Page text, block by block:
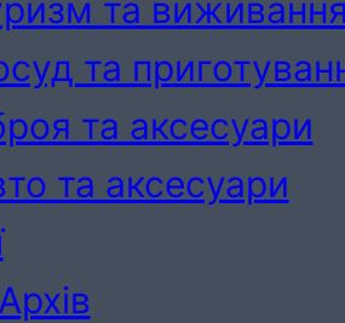
та виживання
та
та аксесуари
та аксесуари